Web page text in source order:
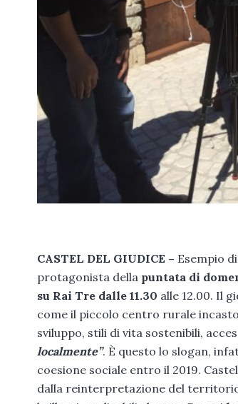
CASTEL DEL GIUDICE – Esempio di
protagonista della puntata di
su Rai Tre dalle 11.30 alle 12.00. Il
come il piccolo centro rurale
sviluppo, stili di vita sostenibili,
localmente”. È questo lo slogan,
coesione sociale entro il 2019.
dalla reinterpretazione del territorio